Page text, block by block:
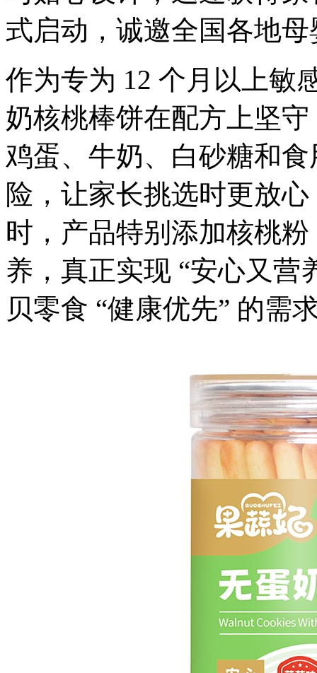
式启动，诚邀全国各地
作为专为 12 个月以上敏
奶核桃棒饼在配方上坚
鸡蛋、牛奶、白砂糖和
险，让家长挑选时更放
时，产品特别添加核桃
养，真正实现 “安心又营
贝零食 “健康优先” 的需